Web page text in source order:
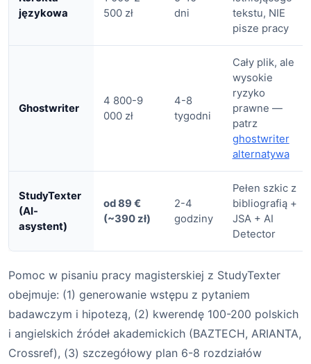
językowa
500 zł
dni
tekstu, NIE
pisze pracy
Ghostwriter
4 800-9
000 zł
4-8
tygodni
Cały plik, ale
wysokie
ryzyko
prawne —
patrz
ghostwriter
alternatywa
StudyTexter
(AI-
asystent)
od 89 €
(~390 zł)
2-4
godziny
Pełen szkic z
bibliografią +
JSA + AI
Detector
Pomoc w pisaniu pracy magisterskiej z StudyTexter
obejmuje: (1) generowanie wstępu z pytaniem
badawczym i hipotezą, (2) kwerendę 100-200 polskich
i angielskich źródeł akademickich (BAZTECH, ARIANTA,
Crossref), (3) szczegółowy plan 6-8 rozdziałów